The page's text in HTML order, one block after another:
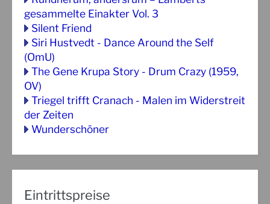
gesammelte Einakter Vol. 3
Silent Friend
Siri Hustvedt - Dance Around the Self
(OmU)
The Gene Krupa Story - Drum Crazy (1959,
OV)
Triegel trifft Cranach - Malen im Widerstreit
der Zeiten
Wunderschöner
Eintrittspreise